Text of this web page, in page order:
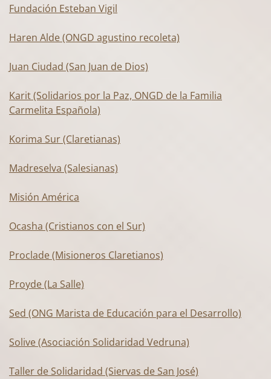
Fundación Esteban Vigil
Haren Alde (ONGD agustino recoleta)
Juan Ciudad (San Juan de Dios)
Karit (Solidarios por la Paz, ONGD de la Familia
Carmelita Española)
Korima Sur (Claretianas)
Madreselva (Salesianas)
Misión América
Ocasha (Cristianos con el Sur)
Proclade (Misioneros Claretianos)
Proyde (La Salle)
Sed (ONG Marista de Educación para el Desarrollo)
Solive (Asociación Solidaridad Vedruna)
Taller de Solidaridad (Siervas de San José)